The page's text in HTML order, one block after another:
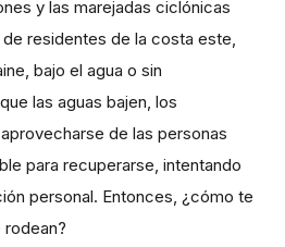
y las marejadas ciclónicas
residentes de la costa este,
bajo el agua o sin
las aguas bajen, los
de las personas
para recuperarse, intentando
personal. Entonces, ¿cómo te